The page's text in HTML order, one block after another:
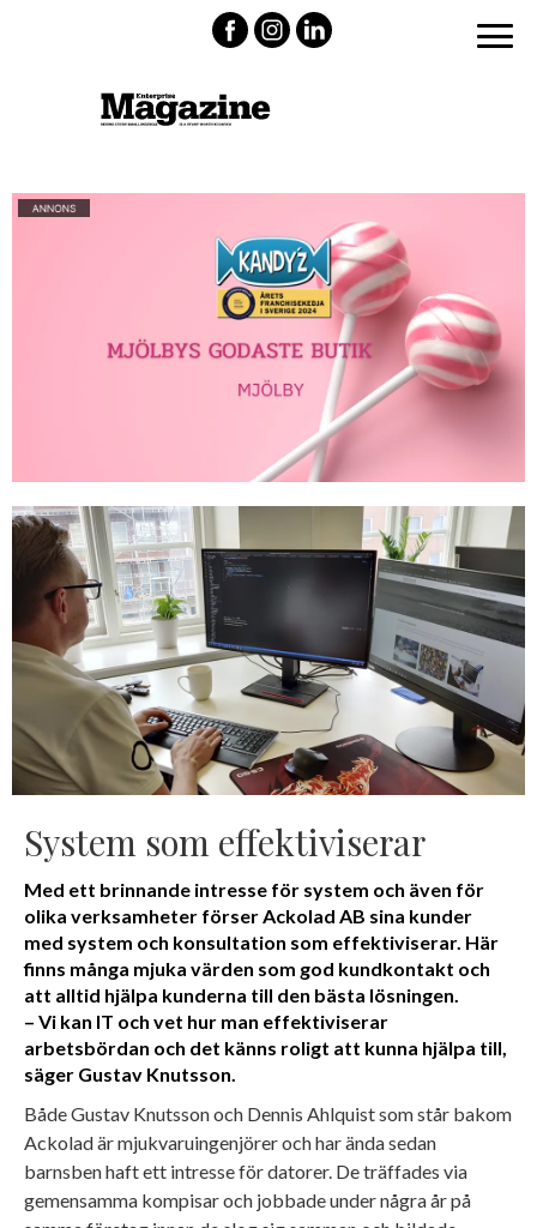
System som effektiviserar
Med ett brinnande intresse för system och även för
olika verksamheter förser Ackolad AB sina kunder
med system och konsultation som effektiviserar. Här
finns många mjuka värden som god kundkontakt och
att alltid hjälpa kunderna till den bästa lösningen.
– Vi kan IT och vet hur man effektiviserar
arbetsbördan och det känns roligt att kunna hjälpa till,
säger Gustav Knutsson.
Både Gustav Knutsson och Dennis Ahlquist som står bakom
Ackolad är mjukvaruingenjörer och har ända sedan
barnsben haft ett intresse för datorer. De träffades via
gemensamma kompisar och jobbade under några år på